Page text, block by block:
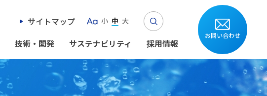
サイトマップ 小 中 大
技術・開発 サステナビリティ 採用情報
お問い合わせ